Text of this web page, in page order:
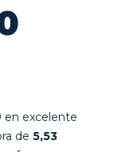
en excelente
de 5,53